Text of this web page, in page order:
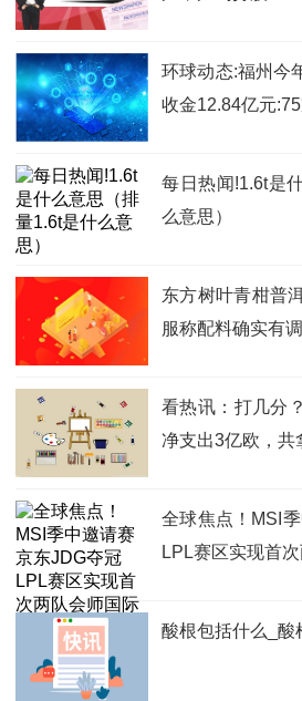
环球动态:福州今
收金12.84亿元
每日热闻!1.6t是
么意思）
东方树叶青柑普
服称配料确实有
看热讯：打几分
净支出3亿欧，共
全球焦点！MSI
LPL赛区实现首
酸根包括什么_酸